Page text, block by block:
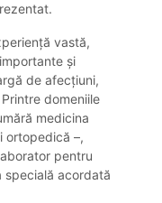
vastă,
și
de afecțiuni,
domeniile
medicina
ortopedică –,
pentru
specială acordată